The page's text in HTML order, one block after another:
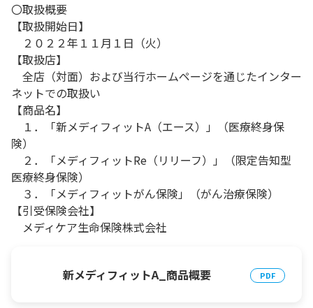
〇取扱概要
【取扱開始日】
２０２２年１１月１日（火）
【取扱店】
全店（対面）および当行ホームページを通じたインター
ネットでの取扱い
【商品名】
１．「新メディフィットA（エース）」（医療終身保
険）
２．「メディフィットRe（リリーフ）」（限定告知型
医療終身保険）
３．「メディフィットがん保険」（がん治療保険）
【引受保険会社】
メディケア生命保険株式会社
新メディフィットA_商品概要